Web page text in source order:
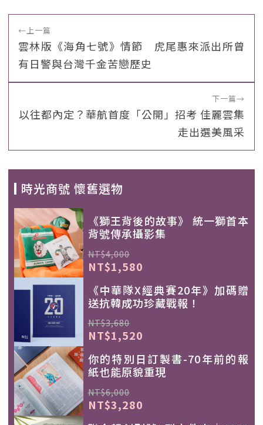
←上一篇
雲林版《海角七號》情節 虎尾惠來派出所曾
有日警與台灣千金苦戀歷史
下一篇→
以往都內定？華航首度「公開」招考 佳麗雲集
走出選美風采
時光商號 懷舊選物
《獅王背後的故事》 統一獅首本
背號傳承攝影集
NT$4,000
NT$1,580
《中華隊X經典賽20年》加碼贈
送抗韓成功珍藏戰報！
NT$3,680
NT$1,520
你的特別日訂製書-70年前的報
紙也能原貌重現
NT$6,000
NT$3,280